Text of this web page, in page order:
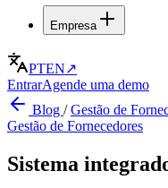
Empresa
PTEN↗
EntrarAgende uma demo
Blog /Gestão de
Gestão de Fornecedores
Sistema